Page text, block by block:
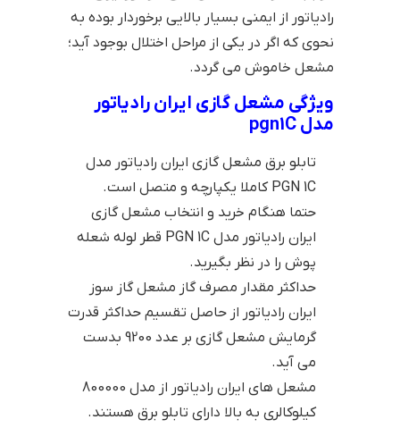
رادیاتور از ایمنی بسیار بالایی برخوردار بوده به
نحوی که اگر در یکی از مراحل اختلال بوجود آید؛
مشعل خاموش می گردد.
ویژگی مشعل گازی ایران رادیاتور
مدل pgn1C
تابلو برق مشعل گازی ایران رادیاتور مدل
PGN 1C کاملا یکپارچه و متصل است.
حتما هنگام خرید و انتخاب مشعل گازی
ایران رادیاتور مدل PGN 1C قطر لوله شعله
پوش را در نظر بگیرید.
حداکثر مقدار مصرف گاز مشعل گاز سوز
ایران رادیاتور از حاصل تقسیم حداکثر قدرت
گرمایش مشعل گازی بر عدد 9200 بدست
می آید.
مشعل های ایران رادیاتور از مدل 800000
کیلوکالری به بالا دارای تابلو برق هستند.